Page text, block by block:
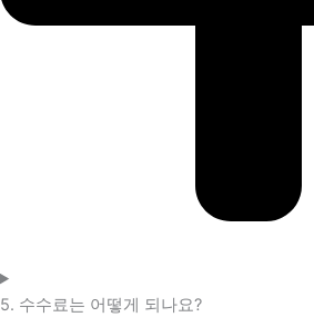
5. 수수료는 어떻게 되나요?